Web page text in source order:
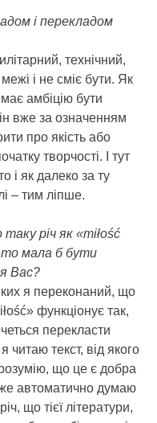
і перекладом
технічний,
і не сміє бути. Як
амбіцію бути
вже за означенням
про якість або
творчості. І тут
і як далеко за ту
– тим ліпше.
річ як «miłość
то мала б бути
Вас?
я переконаний, що
функціонує так,
перекласти
читаю текст, від якого
розумію, що це є добра
автоматично думаю
що тієї літератури,